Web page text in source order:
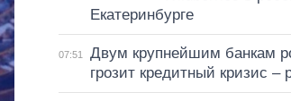
Екатеринбурге
07:51
Двум крупнейшим банкам
грозит кредитный кризис –